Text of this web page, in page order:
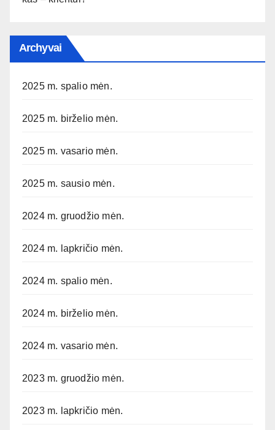
Archyvai
2025 m. spalio mėn.
2025 m. birželio mėn.
2025 m. vasario mėn.
2025 m. sausio mėn.
2024 m. gruodžio mėn.
2024 m. lapkričio mėn.
2024 m. spalio mėn.
2024 m. birželio mėn.
2024 m. vasario mėn.
2023 m. gruodžio mėn.
2023 m. lapkričio mėn.